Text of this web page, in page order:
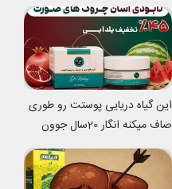
این گیاه دریایی پوستت رو طوری
صاف میکنه انگار 20سال جوون
شدی